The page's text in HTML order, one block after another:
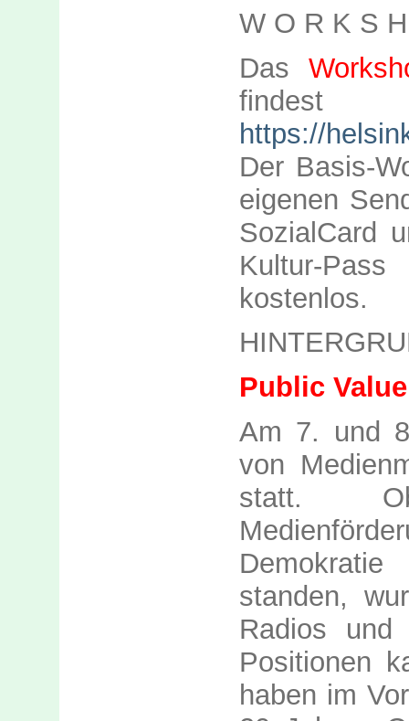
W O R K S
Das
https://
Der Basis-
eigenen
SozialCard
Kultur-
kostenlos.
Public
Am 7. und
von
statt.
standen,
Radios und
Positionen
haben im